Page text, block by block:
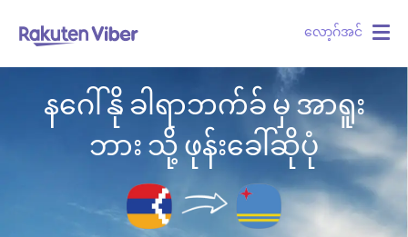
လော့ဂ်အင်
နဂေါ်နို ခါရာဘက်ခ် မှ အာရူး
ဘား သို့ ဖုန်းခေါ်ဆိုပုံ